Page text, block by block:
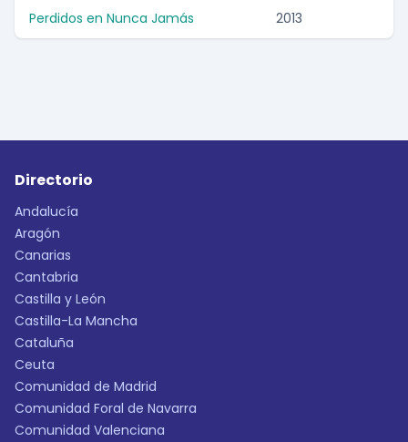
Perdidos en Nunca Jamás 2013
Directorio
Andalucía
Aragón
Canarias
Cantabria
Castilla y León
Castilla-La Mancha
Cataluña
Ceuta
Comunidad de Madrid
Comunidad Foral de Navarra
Comunidad Valenciana